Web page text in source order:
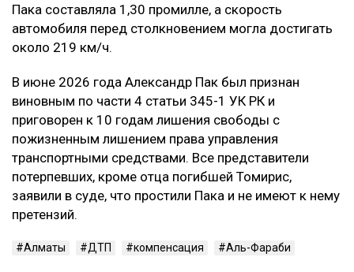
Пака составляла 1,30 промилле, а скорость
автомобиля перед столкновением могла достигать
около 219 км/ч.
В июне 2026 года Александр Пак был признан
виновным по части 4 статьи 345-1 УК РК и
приговорен к 10 годам лишения свободы с
пожизненным лишением права управления
транспортными средствами. Все представители
потерпевших, кроме отца погибшей Томирис,
заявили в суде, что простили Пака и не имеют к нему
претензий.
Алматы ДТП компенсация Аль-Фараби